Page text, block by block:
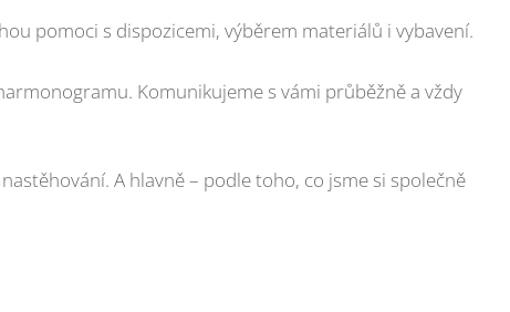
pomoci s dispozicemi, výběrem materiálů i vybavení.
Komunikujeme s vámi průběžně a vždy
A hlavně – podle toho, co jsme si společně